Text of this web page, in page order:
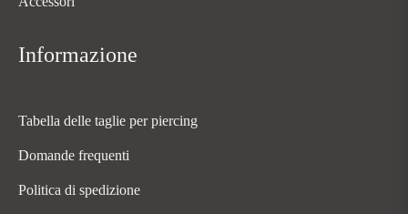
Informazione
Tabella delle taglie per piercing
Domande frequenti
Politica di spedizione